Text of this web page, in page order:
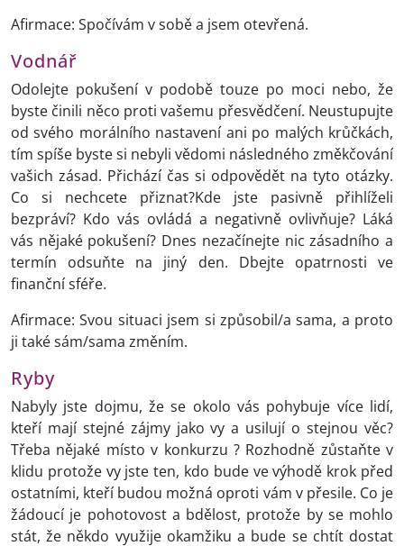
Afirmace: Spočívám v sobě a jsem otevřená.
Vodnář
Odolejte pokušení v podobě touze po moci nebo, že
byste činili něco proti vašemu přesvědčení. Neustupujte
od svého morálního nastavení ani po malých krůčkách,
tím spíše byste si nebyli vědomi následného změkčování
vašich zásad. Přichází čas si odpovědět na tyto otázky.
Co si nechcete přiznat?Kde jste pasivně přihlíželi
bezpráví? Kdo vás ovládá a negativně ovlivňuje? Láká
vás nějaké pokušení? Dnes nezačínejte nic zásadního a
termín odsuňte na jiný den. Dbejte opatrnosti ve
finanční sféře.
Afirmace: Svou situaci jsem si způsobil/a sama, a proto
ji také sám/sama změním.
Ryby
Nabyly jste dojmu, že se okolo vás pohybuje více lidí,
kteří mají stejné zájmy jako vy a usilují o stejnou věc?
Třeba nějaké místo v konkurzu ? Rozhodně zůstaňte v
klidu protože vy jste ten, kdo bude ve výhodě krok před
ostatními, kteří budou možná oproti vám v přesile. Co je
žádoucí je pohotovost a bdělost, protože by se mohlo
stát, že někdo využije okamžiku a bude se chtít dostat